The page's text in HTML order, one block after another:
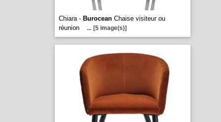
Chiara - BuroceanChaise visiteur ou
réunion
... [5 image(s)]